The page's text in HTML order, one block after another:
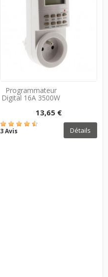
Programmateur
Digital 16A 3500W
13,65 €
3 Avis Détails